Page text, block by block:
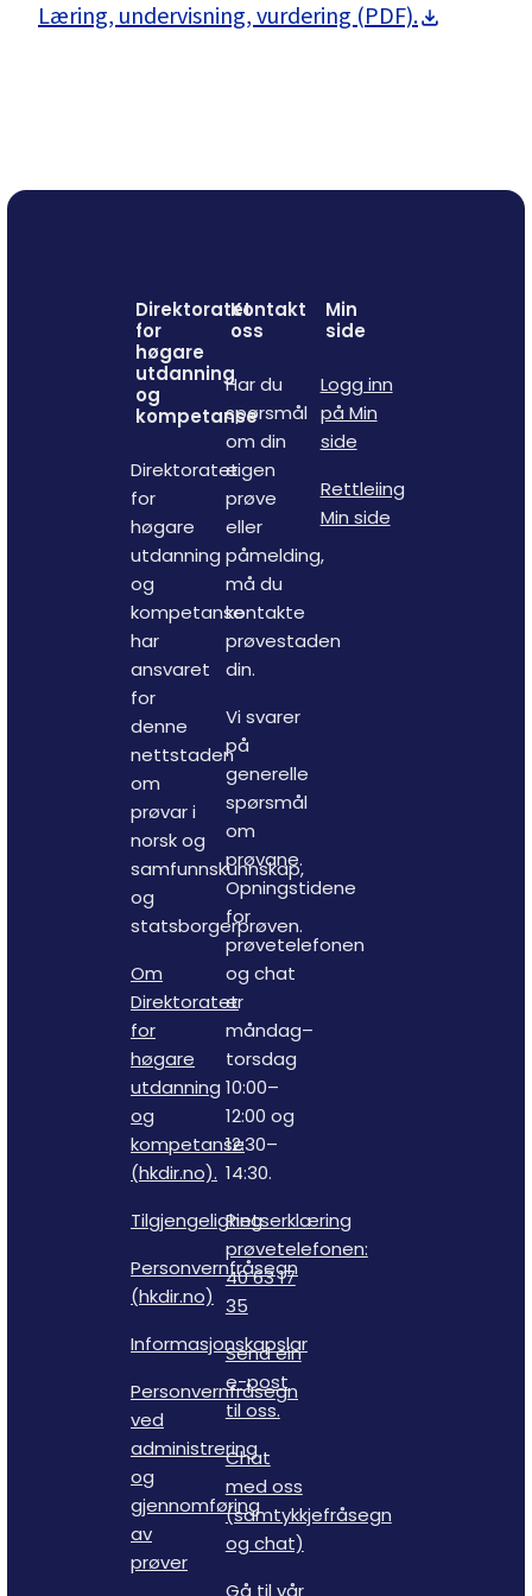
Læring, undervisning, vurdering (PDF).
Direktoratet
for
høgare
utdanning
og
kompetanse
Direktoratet
for
høgare
utdanning
og
kompetanse
har
ansvaret
for
denne
nettstaden
om
prøvar i
norsk og
samfunnskunnskap,
og
statsborgerprøven.
Om
Direktoratet
for
høgare
utdanning
og
kompetanse
(hkdir.no).
Tilgjengelighetserklæring
Personvernfråsegn
(hkdir.no)
Informasjonskapslar
Personvernfråsegn
ved
administrering
og
gjennomføring
av
prøver
Kontakt
oss
Har du
spørsmål
om din
eigen
prøve
eller
påmelding,
må du
kontakte
prøvestaden
din.
Vi svarer
på
generelle
spørsmål
om
prøvane.
Opningstidene
for
prøvetelefonen
og chat
er
måndag–
torsdag
10:00–
12:00 og
12:30–
14:30.
Ring
prøvetelefonen:
40 63 17
35
Send ein
e-post
til oss.
Chat
med oss
(samtykkjefråsegn
og chat)
Gå til vår
Min
side
Logg inn
på Min
side
Rettleiing
Min side